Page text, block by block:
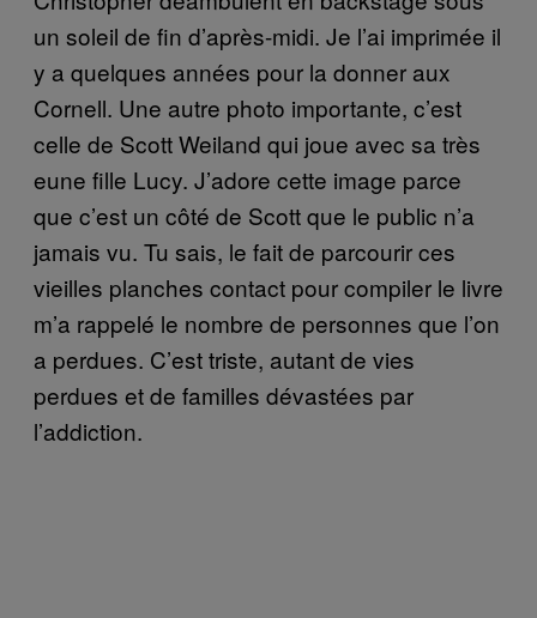
un soleil de fin d’après-midi. Je l’ai imprimée il
y a quelques années pour la donner aux
Cornell. Une autre photo importante, c’est
celle de Scott Weiland qui joue avec sa très
eune fille Lucy. J’adore cette image parce
que c’est un côté de Scott que le public n’a
jamais vu. Tu sais, le fait de parcourir ces
vieilles planches contact pour compiler le livre
m’a rappelé le nombre de personnes que l’on
a perdues. C’est triste, autant de vies
perdues et de familles dévastées par
l’addiction.